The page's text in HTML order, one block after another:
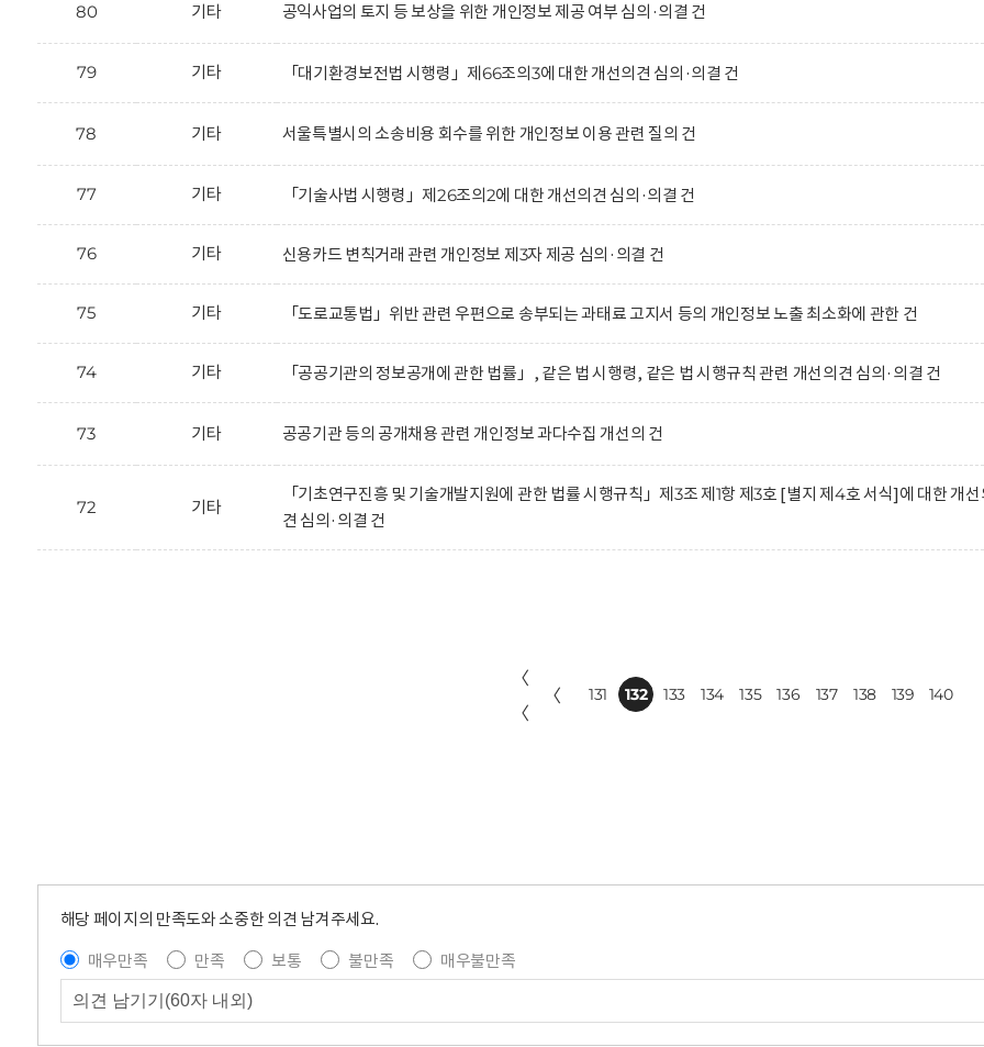
80 기타 공익사업의 토지 등 보상을 위한 개인정보 제공 여부 심의·의결 건
79 기타 「대기환경보전법 시행령」제66조의3에 대한 개선의견 심의·의결 건
78 기타 서울특별시의 소송비용 회수를 위한 개인정보 이용 관련 질의 건
77 기타 「기술사법 시행령」제26조의2에 대한 개선의견 심의·의결 건
76 기타 신용카드 변칙거래 관련 개인정보 제3자 제공 심의·의결 건
75 기타 「도로교통법」위반 관련 우편으로 송부되는 과태료 고지서 등의 개인정보 노출 최소화에 관한 건
74 기타 「공공기관의 정보공개에 관한 법률」, 같은 법 시행령, 같은 법 시행규칙 관련 개선의견 심의·의결 건
73 기타 공공기관 등의 공개채용 관련 개인정보 과다수집 개선의 건
72 기타
「기초연구진흥 및 기술개발지원에 관한 법률 시행규칙」제3조 제1항 제3호 [별지 제4호 서식]에 대한 개
견 심의·의결 건
〈
〈
〈 131 132 133 134 135 136 137 138 139 140
해당 페이지의 만족도와 소중한 의견 남겨주세요.
매우만족
만족 보통 불만족 매우불만족